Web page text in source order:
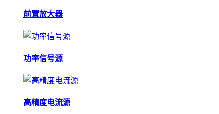
前置放大器
功率信号源
高精度电流源